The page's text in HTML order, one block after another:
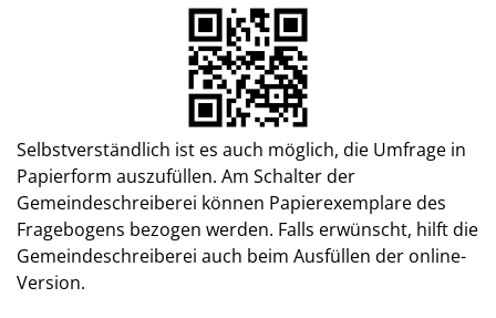
Selbstverständlich ist es auch möglich, die Umfrage in
Papierform auszufüllen. Am Schalter der
Gemeindeschreiberei können Papierexemplare des
Fragebogens bezogen werden. Falls erwünscht, hilft die
Gemeindeschreiberei auch beim Ausfüllen der online-
Version.